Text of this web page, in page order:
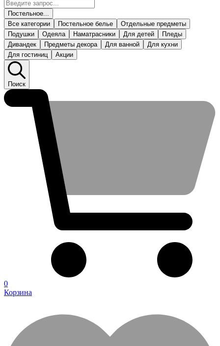
Постельное...
Все категории
Постельное белье
Отдельные предметы
Подушки
Одеяла Наматрасники Для детей
Пледы
Дивандек
Предметы декора Для ванной
Для кухни
Для гостиниц
Акции
Поиск
0
Корзина